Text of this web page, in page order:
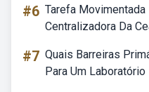
#6 Tarefa Movimentada
Centralizadora Da
#7 Quais Barreiras
Para Um Laboratório